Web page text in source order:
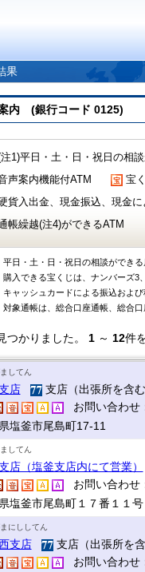
果
内 (銀行コード 0125)
1)平日・土・日・祝日の相
声案内機能付ATM
宝
貨入出金、現金振込、現金
帳繰越(注4)ができるATM
平日・土・日・祝日の相談ができ
購入できる宝くじは、ナンバーズ3
キャッシュカードによる振込およ
対象通帳は、総合口座通帳、総合
つかりました。 1～ 12件
してん
店
支店（出張所を含
お問い合わせ
塩釜市尾島町17‐11
してん
店（塩釜支店内にて営業）
お問い合わせ
塩釜市尾島町１７番１１号
にししてん
支店
支店（出張所を
お問い合わせ